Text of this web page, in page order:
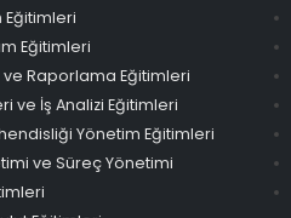
Eğitimleri
Eğitimleri
ve Raporlama Eğitimleri
ve İş Analizi Eğitimleri
Yönetim Eğitimleri
ve Süreç Yönetimi